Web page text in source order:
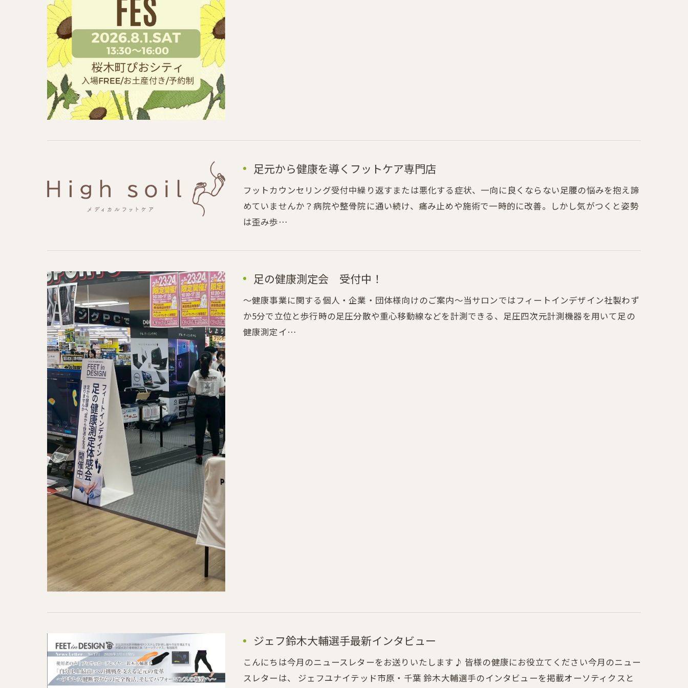
足元から健康を導くフットケア専門店
フットカウンセリング受付中繰り返すまたは悪化する症状、一向に良くならない足腰の悩みを抱え諦
めていませんか？病院や整骨院に通い続け、痛み止めや施術で一時的に改善。しかし気がつくと姿勢
は歪み歩…
足の健康測定会 受付中！
～健康事業に関する個人・企業・団体様向けのご案内～当サロンではフィートインデザイン社製わず
か5分で立位と歩行時の足圧分散や重心移動線などを計測できる、足圧四次元計測機器を用いて足の
健康測定イ…
ジェフ鈴木大輔選手最新インタビュー
こんにちは今月のニュースレターをお送りいたします♪ 皆様の健康にお役立てください今月のニュー
スレターは、 ジェフユナイテッド市原・千葉 鈴木大輔選手のインタビューを掲載オーソティクスと